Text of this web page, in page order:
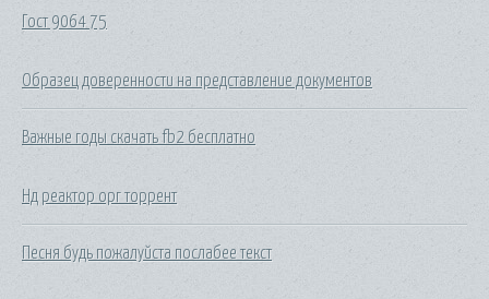
Гост 9064 75
Образец доверенности на представление документов
Важные годы скачать fb2 бесплатно
Нд реактор орг торрент
Песня будь пожалуйста послабее текст